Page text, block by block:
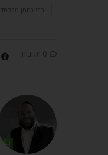
רבי נחמן מברסלב
0 תגובות